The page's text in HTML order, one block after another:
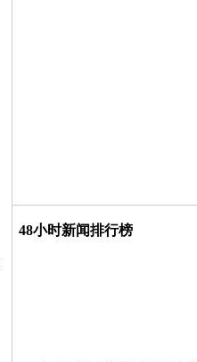
48小时新闻排行榜